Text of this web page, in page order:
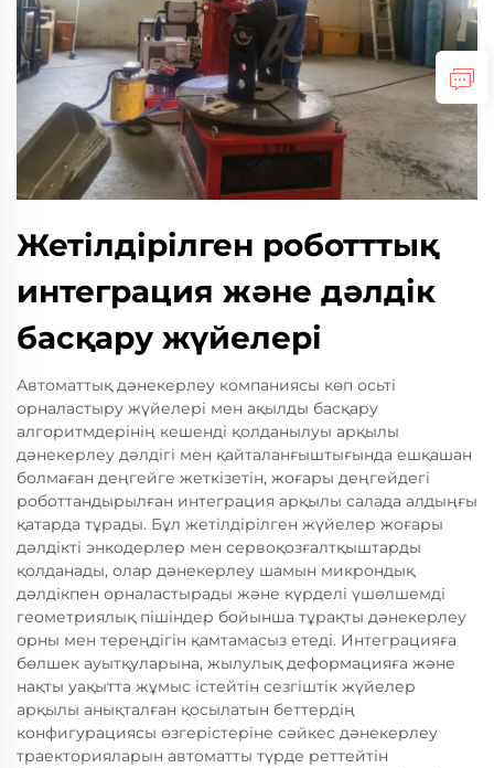
Жетілдірілген роботттық
интеграция және дәлдік
басқару жүйелері
Автоматтық дәнекерлеу компаниясы көп осьті
орналастыру жүйелері мен ақылды басқару
алгоритмдерінің кешенді қолданылуы арқылы
дәнекерлеу дәлдігі мен қайталанғыштығында ешқашан
болмаған деңгейге жеткізетін, жоғары деңгейдегі
роботтандырылған интеграция арқылы салада алдыңғы
қатарда тұрады. Бұл жетілдірілген жүйелер жоғары
дәлдікті энкодерлер мен сервоқозғалтқыштарды
қолданады, олар дәнекерлеу шамын микрондық
дәлдікпен орналастырады және күрделі үшөлшемді
геометриялық пішіндер бойынша тұрақты дәнекерлеу
орны мен тереңдігін қамтамасыз етеді. Интеграцияға
бөлшек ауытқуларына, жылулық деформацияға және
нақты уақытта жұмыс істейтін сезгіштік жүйелер
арқылы анықталған қосылатын беттердің
конфигурациясы өзгерістеріне сәйкес дәнекерлеу
траекторияларын автоматты түрде реттейтін